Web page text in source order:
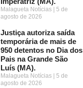
Malagueta Notícias
5 de
agosto de 2026
Justiça autoriza saída
temporária de mais de
950 detentos no Dia dos
Pais na Grande São
Luís (MA).
Malagueta Notícias
5 de
agosto de 2026